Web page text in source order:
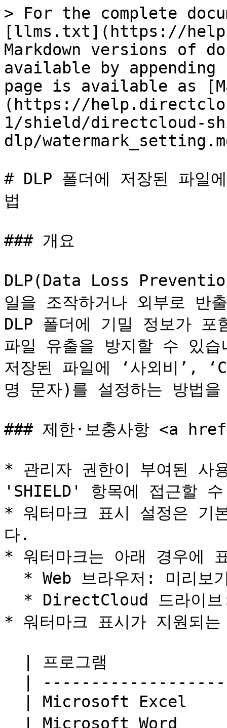
> For the complete
[llms.txt](https://
Markdown versions of
available by
page is available as
(https://
1/shield/directcloud-
dlp/
# DLP 폴더에 저장된 파일
법
### 개요
DLP(Data Loss
일을 조작하거나 외부로 반
DLP 폴더에 기밀 정보가 포
파일 유출을 방지할 수 있
저장된 파일에 ‘사외비’,
명 문자)를 설정하는 방법
### 제한·보충사항 <a
* 관리자 권한이 부여된 사
'SHIELD' 항목에 접근할
* 워터마크 표시 설정은 기
다.
* 워터마크는 아래 경우에
* 워터마크 표시가 지원되